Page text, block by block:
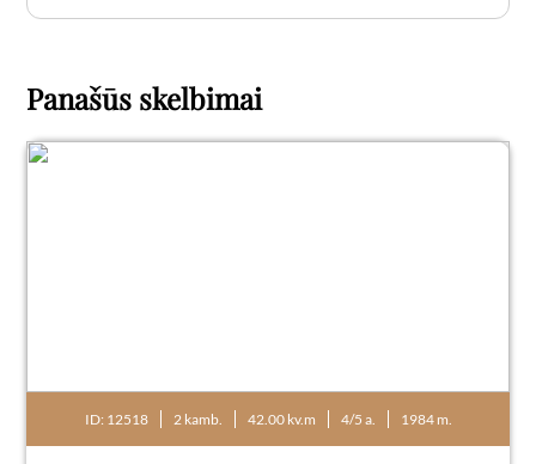
Panašūs skelbimai
ID: 12518 2 kamb. 42.00 kv.m 4/5 a. 1984 m.